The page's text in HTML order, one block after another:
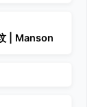
| Manson